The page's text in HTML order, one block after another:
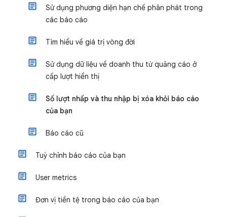
Sử dụng phương diện hạn chế phân phát trong
các báo cáo
Tìm hiểu về giá trị vòng đời
Sử dụng dữ liệu về doanh thu từ quảng cáo ở
cấp lượt hiển thị
Số lượt nhấp và thu nhập bị xóa khỏi báo cáo
của bạn
Báo cáo cũ
Tuỳ chỉnh báo cáo của bạn
User metrics
Đơn vị tiền tệ trong báo cáo của bạn